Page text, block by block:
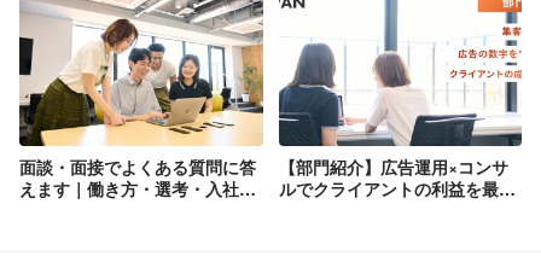
ちょーわくわくしない？
面談・面接でよくある質問に答
えます｜働き方・選考・入社後
【部門紹介】広告運用×コンサ
ルでクライアントの利益を最大